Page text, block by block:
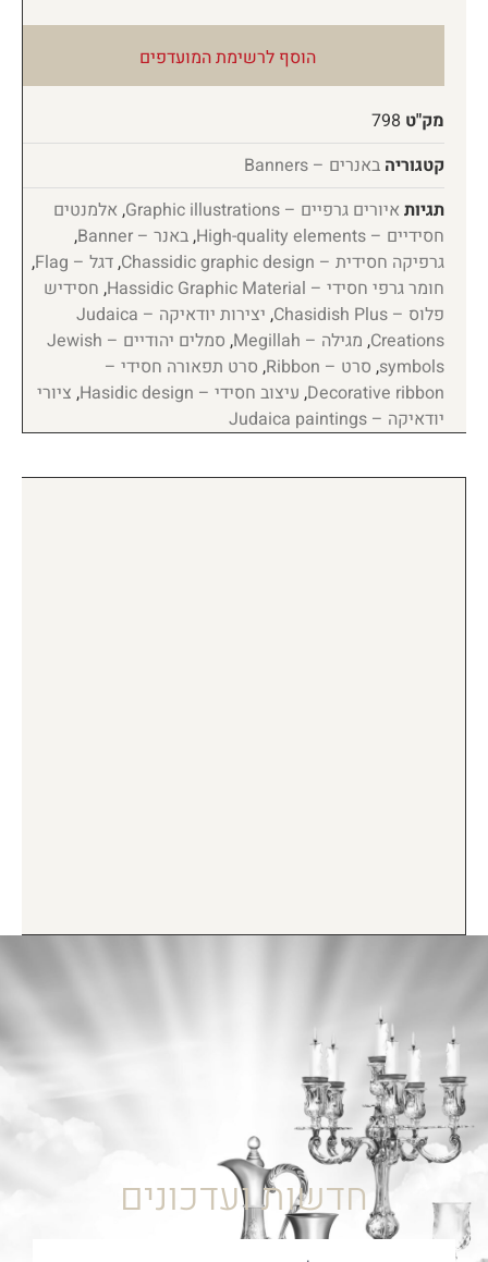
הוסף לרשימת המועדפים
מק"ט 798
קטגוריה באנרים – Banners
תגיות איורים גרפיים – Graphic illustrations , אלמנטים
חסידיים – High-quality elements
,באנר – Banner
,
גרפיקה חסידית – Chassidic graphic design
,דגל – Flag
,
חומר גרפי חסידי – Hassidic Graphic Material
, חסידיש
פלוס – Chasidish Plus
,
יצירות יודאיקה – Judaica
Creations
, מגילה – Megillah ,
סמלים יהודיים – Jewish
symbols
, סרט – Ribbon , סרט תפאורה חסידי –
Decorative ribbon
, עיצוב חסידי – Hasidic design , ציורי
יודאיקה – Judaica paintings
חדשות ועדכונים